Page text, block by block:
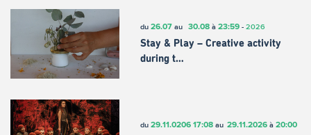
du 26.07au 30.08à 23:59- 2026
Stay & Play – Creative activity
during t…
du 29.11.0206 17:08au 29.11.2026à 20:00